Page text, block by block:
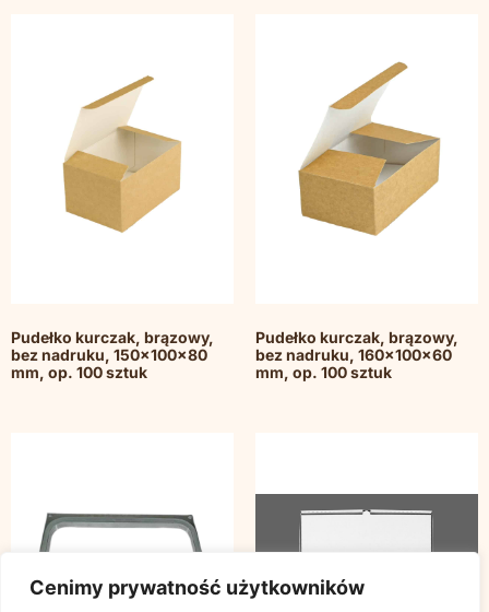
Cenimy prywatność użytkowników
Pudełko kurczak, brązowy,
bez nadruku, 150x100x80
mm, op. 100 sztuk
Pudełko kurczak, brązowy,
bez nadruku, 160x100x60
mm, op. 100 sztuk